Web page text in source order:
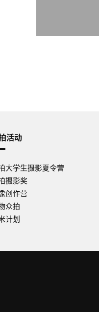
活动
大学生摄影夏令营
摄影奖
创作营
众拍
计划